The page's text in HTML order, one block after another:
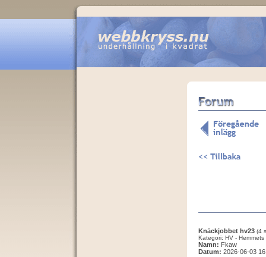
Knäckjobbet hv23 (4
Kategori: HV - Hemmets
Namn: Fkaw
Datum: 2026-06-03